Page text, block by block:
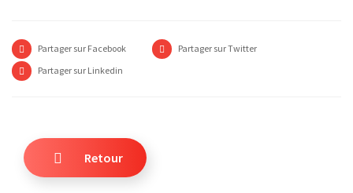
Partager sur Facebook
Partager sur Twitter
Partager sur Linkedin
Retour